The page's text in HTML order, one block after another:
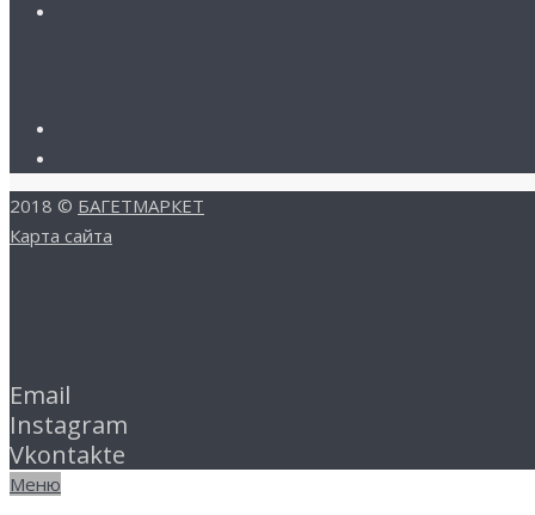
2018 © БАГЕТМАРКЕТ
Карта сайта
Email
Instagram
Vkontakte
Меню